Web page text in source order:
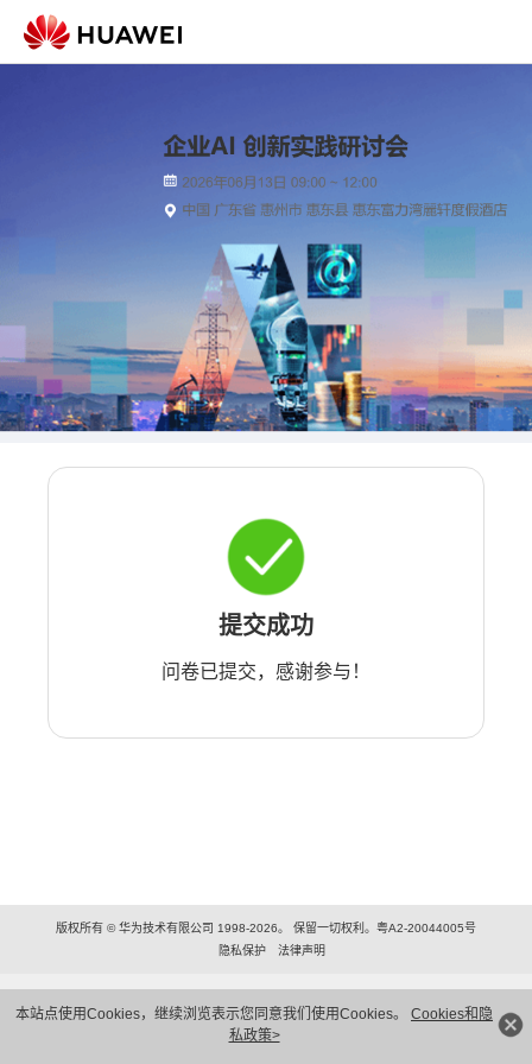
本站点使用Cookies，继续浏览表示您同意我们使用Cookies。 Cookies和隐
私政策>
提交成功
问卷已提交，感谢参与！
版权所有 © 华为技术有限公司 1998-2026。 保留一切权利。粤A2-20044005号
隐私保护
法律声明